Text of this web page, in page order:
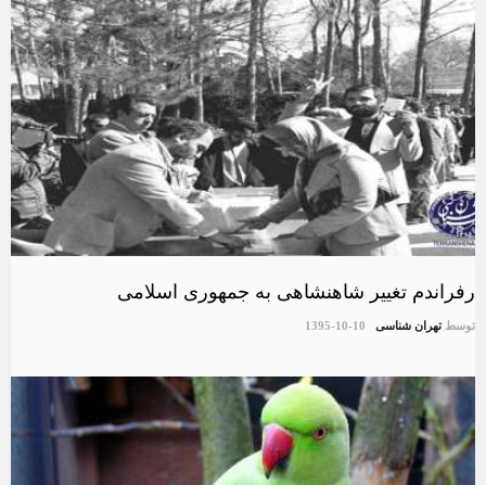
رفراندم تغییر شاهنشاهی به جمهوری اسلامی
توسطتهران شناسی 1395-10-10